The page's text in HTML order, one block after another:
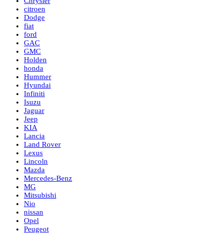
citroen
Dodge
fiat
ford
GAC
GMC
Holden
honda
Hummer
Hyundai
Infiniti
Isuzu
Jaguar
Jeep
KIA
Lancia
Land Rover
Lexus
Lincoln
Mazda
Mercedes-Benz
MG
Mitsubishi
Nio
nissan
Opel
Peugeot